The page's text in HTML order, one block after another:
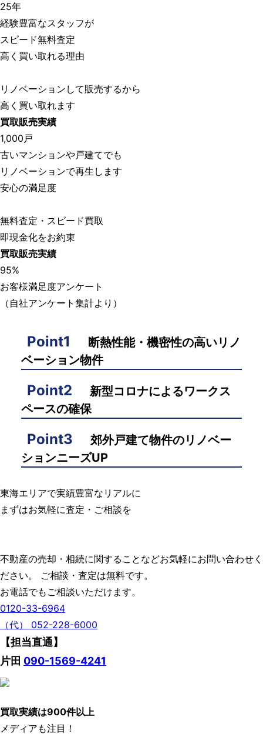
25年
経験豊富なスタッフが
スピード無料査定
高く買い取れる理由
リノベーションして販売するから
高く買い取れます
買取販売実績
1,000 戸
古いマンションや戸建てでも
リノベーションで再生します
安心の満足度
無料査定・スピード買取
即現金化をお約束
買取販売実績
95%
お客様満足度アンケート
（自社アンケート集計より）
Point1
断熱性能・機密性の高いリノ
ベーション物件
Point2
新型コロナによるワークス
ペースの確保
Point3
郊外戸建て物件のリノベー
ションニーズUP
東海エリアで実績豊富なリアルに
まずはお気軽に査定・ご相談を
不動産の売却・相続に関することなどお気軽にお問い合わせく
ださい。 ご相談・査定は無料です。
お電話でもご相談いただけます。
0120-33-6964
（代） 052-228-6000
【担当直通】
片田 090-1569-4241
買取実績は900件以上
メディアも注目！